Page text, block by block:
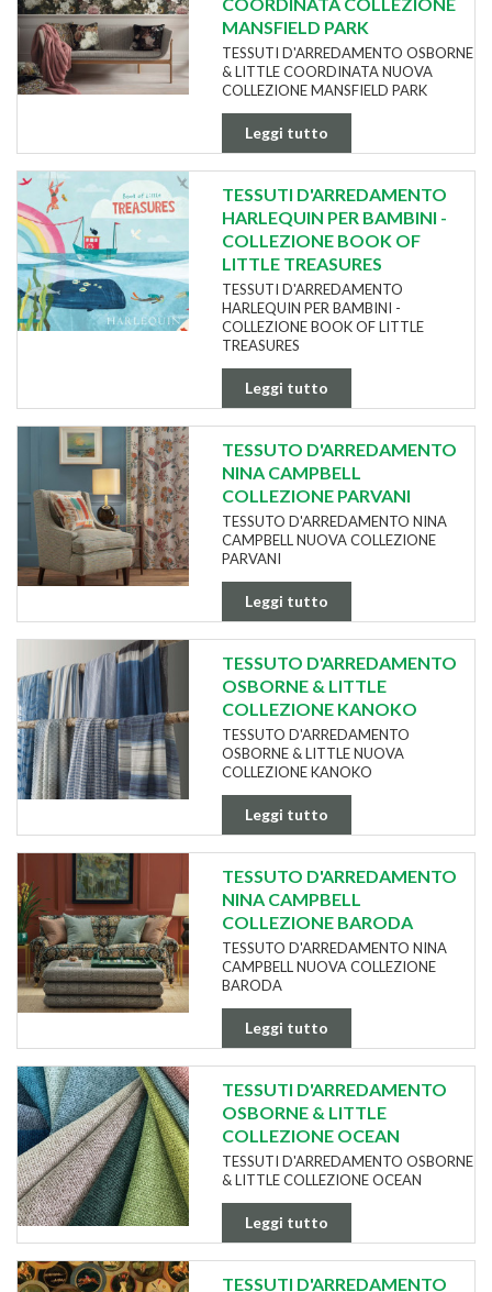
MANSFIELD PARK
TESSUTI D'ARREDAMENTO OSBORNE
& LITTLE COORDINATA NUOVA
COLLEZIONE MANSFIELD PARK
Leggi tutto
TESSUTI D'ARREDAMENTO
HARLEQUIN PER BAMBINI -
COLLEZIONE BOOK OF
LITTLE TREASURES
TESSUTI D'ARREDAMENTO
HARLEQUIN PER BAMBINI -
COLLEZIONE BOOK OF LITTLE
TREASURES
Leggi tutto
TESSUTO D'ARREDAMENTO
NINA CAMPBELL
COLLEZIONE PARVANI
TESSUTO D'ARREDAMENTO NINA
CAMPBELL NUOVA COLLEZIONE
PARVANI
Leggi tutto
TESSUTO D'ARREDAMENTO
OSBORNE & LITTLE
COLLEZIONE KANOKO
TESSUTO D'ARREDAMENTO
OSBORNE & LITTLE NUOVA
COLLEZIONE KANOKO
Leggi tutto
TESSUTO D'ARREDAMENTO
NINA CAMPBELL
COLLEZIONE BARODA
TESSUTO D'ARREDAMENTO NINA
CAMPBELL NUOVA COLLEZIONE
BARODA
Leggi tutto
TESSUTI D'ARREDAMENTO
OSBORNE & LITTLE
COLLEZIONE OCEAN
TESSUTI D'ARREDAMENTO OSBORNE
& LITTLE COLLEZIONE OCEAN
Leggi tutto
TESSUTI D'ARREDAMENTO